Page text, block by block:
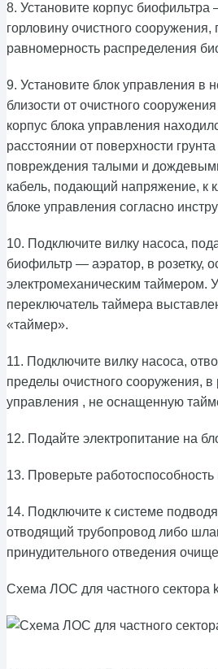
8. Установите корпус биофильтра
горловину очистного сооружения,
равномерность распределения
9. Установите блок управления в
близости от очистного
корпус блока управления
расстоянии от поверхности
повреждения талыми и
кабель, подающий напряжение, к
блоке управления согласно
10. Подключите вилку насоса,
биофильтр — аэратор, в розетку,
электромеханическим таймером.
переключатель таймера
«таймер».
11. Подключите вилку насоса,
пределы очистного сооружения, в
управления , не оснащенную
12. Подайте электропитание на
13. Проверьте работоспособность
14. Подключите к системе
отводящий трубопровод либо
принудительного отведения
Cхема ЛОС для частного сектора